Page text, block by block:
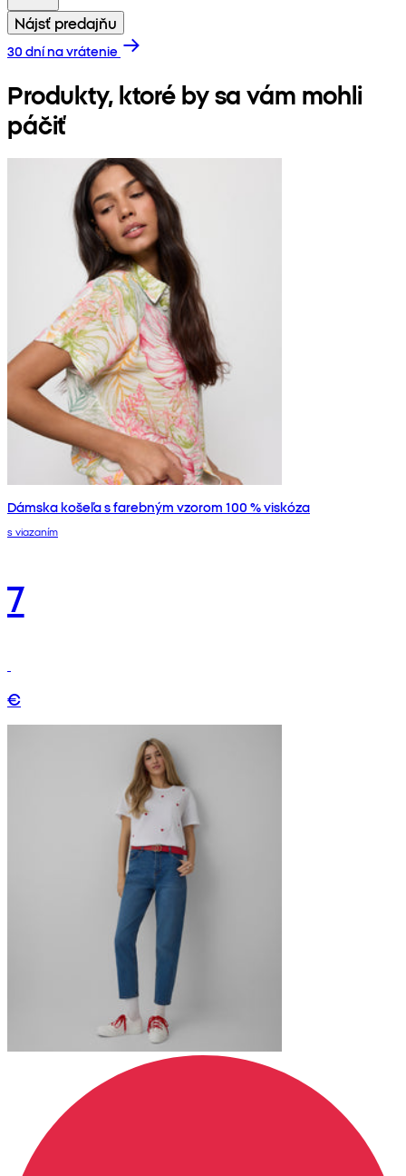
Nájsť predajňu
30 dní na vrátenie
Produkty, ktoré by sa vám mohli
páčiť
Dámska košeľa s farebným vzorom 100 % viskóza
s viazaním
7
€